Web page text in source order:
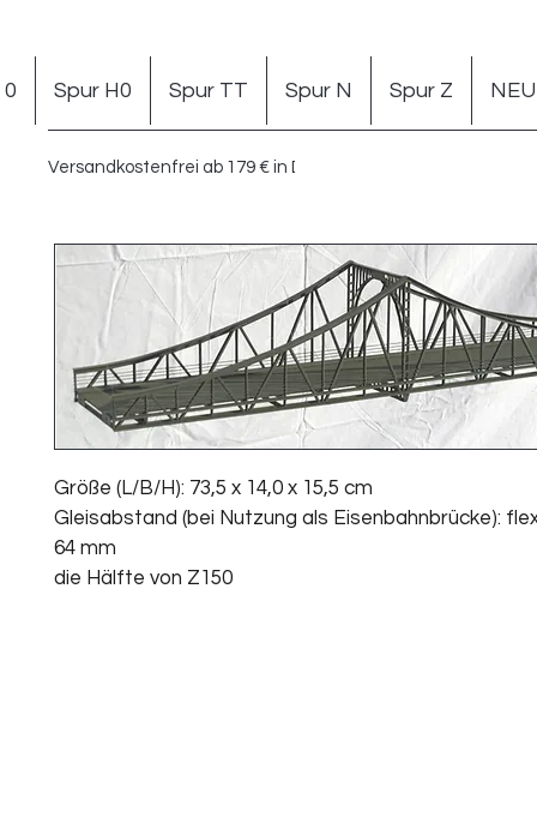
Versandkostenfrei ab 179 € in DE
0 Spur H0 Spur TT Spur N Spur Z
Größe (L/B/H): 73,5 x 14,0 x 15,5 cm
Gleisabstand (bei Nutzung als Eisenbahnbrücke):
64 mm
die Hälfte von Z150